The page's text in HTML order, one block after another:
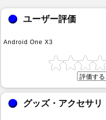
ユーザー評価
Android One X3
グッズ・アクセサリ